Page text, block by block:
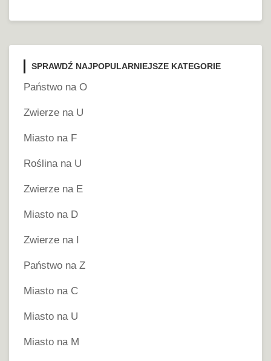
SPRAWDŹ NAJPOPULARNIEJSZE KATEGORIE
Państwo na O
Zwierze na U
Miasto na F
Roślina na U
Zwierze na E
Miasto na D
Zwierze na I
Państwo na Z
Miasto na C
Miasto na U
Miasto na M